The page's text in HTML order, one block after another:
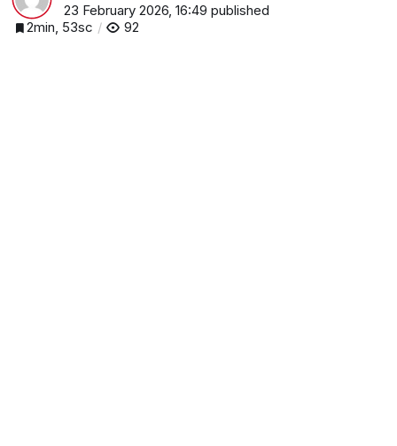
23 February 2026, 16:49 published
2min, 53sc
92